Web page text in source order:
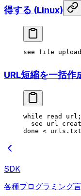
得する (Linux)
see file upload
URL短縮を一括作
while read url
  see
url
done < urls.txt
SDK
各種プログラミング